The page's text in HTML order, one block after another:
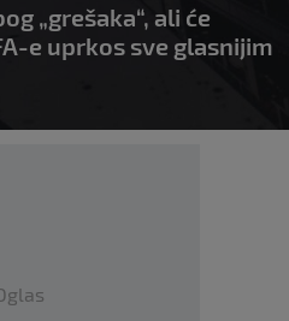
„grešaka“, ali će
e uprkos sve glasnijim